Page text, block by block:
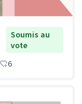
Soumis au
vote
6